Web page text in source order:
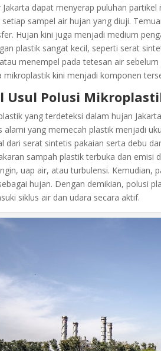
Jakarta dapat menyerap puluhan
setiap sampel air hujan yang diuji.
Hujan kini juga menjadi medium
plastik sangat kecil, seperti serat
menempel pada tetesan air
mikroplastik kini menjadi komponen
Usul Polusi
yang terdeteksi dalam hujan
alami yang memecah plastik menjadi
dari serat sintetis pakaian serta debu
sampah plastik terbuka dan emisi
uap air, atau turbulensi. Kemudian,
hujan. Dengan demikian, polusi
siklus air dan udara secara aktif.